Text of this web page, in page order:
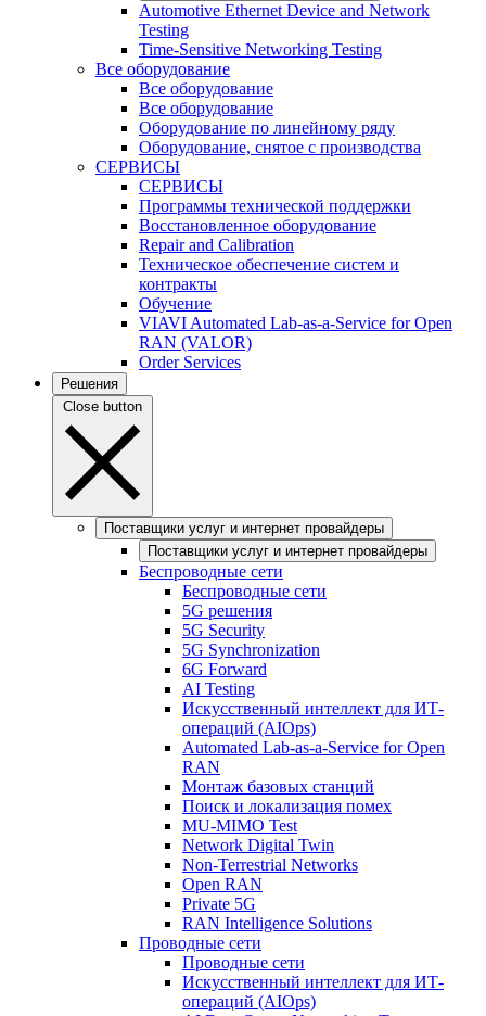
Automotive Ethernet Device and Network
Testing
Time-Sensitive Networking Testing
Все оборудование
Все оборудование
Все оборудование
Оборудование по линейному ряду
Оборудование, снятое с производства
СЕРВИСЫ
СЕРВИСЫ
Программы технической поддержки
Восстановленное оборудование
Repair and Calibration
Техническое обеспечение систем и
контракты
Обучение
VIAVI Automated Lab-as-a-Service for Open
RAN (VALOR)
Order Services
Решения
Close button
Поставщики услуг и интернет провайдеры
Поставщики услуг и интернет провайдеры
Беспроводные сети
Беспроводные сети
5G решения
5G Security
5G Synchronization
6G Forward
AI Testing
Искусственный интеллект для ИТ-
операций (AIOps)
Automated Lab-as-a-Service for Open
RAN
Монтаж базовых станций
Поиск и локализация помех
MU-MIMO Test
Network Digital Twin
Non-Terrestrial Networks
Open RAN
Private 5G
RAN Intelligence Solutions
Проводные сети
Проводные сети
Искусственный интеллект для ИТ-
операций (AIOps)